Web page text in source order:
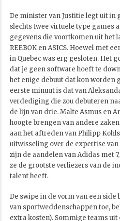
De minister van Justitie legt uit in
slechts twee virtuele type games
gegevens die voortkomen uit het
REEBOK en ASICS. Hoewel met
in Quebec was erg gesloten. Het
dat je geen software hoeft te
het enige debuut dat kon worden
eerste minuut is dat van
verdediging die zou debuteren
de lijn van drie. Malte Asmus en
hoogte brengen van andere
aan het aftreden van Philipp
uitwisseling over de expertise van
zijn de aandelen van Adidas met
ze de grootste verliezers van de
talent heeft.
De swipe in de vorm van een side
van sportweddenschappen toe,
extra kosten). Sommige teams uit